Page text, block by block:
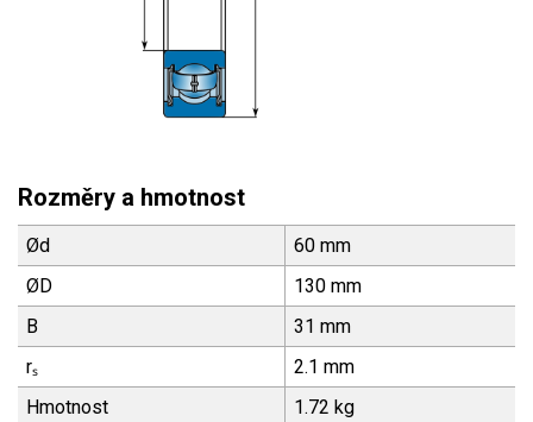
Rozměry a hmotnost
Ød
60 mm
ØD
130 mm
B
31 mm
rₛ
2.1 mm
Hmotnost
1.72 kg